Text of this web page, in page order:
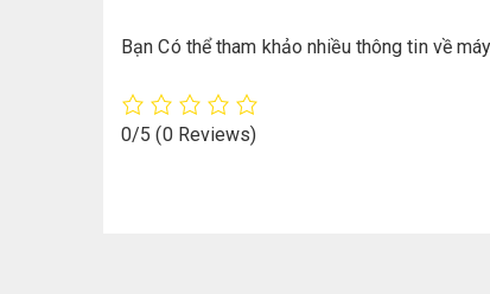
Bạn Có thể tham khảo nhiều thông tin về
0/5(0 Reviews)